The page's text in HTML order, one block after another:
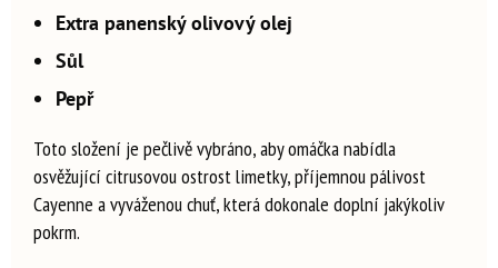
Extra panenský olivový olej
Sůl
Pepř
Toto složení je pečlivě vybráno, aby omáčka nabídla
osvěžující citrusovou ostrost limetky, příjemnou pálivost
Cayenne a vyváženou chuť, která dokonale doplní jakýkoliv
pokrm.